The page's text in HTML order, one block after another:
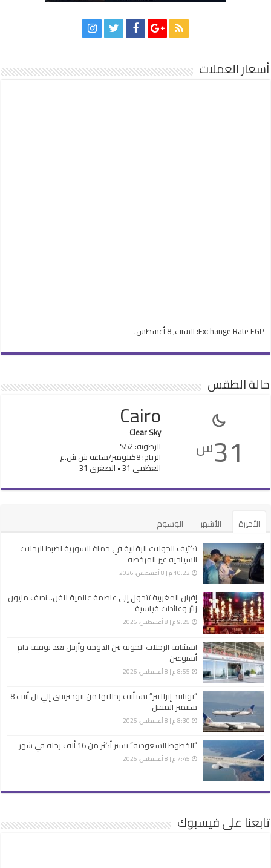
أسعار العملات
Exchange Rate EGP : السبت, 8 أغسطس.
حالة الطقس
31س
Cairo
Clear Sky
الرطوبة: 52%
الرياح: 8كيلومتر/ساعة ش.ش.غ
العظمى 31 • الصغرى 31
الأخيرة الأشهر
الوسوم
تكثيف الجولات الرقابية في حماة السورية لضبط الرحلات
السياحية غير ‏المرخصة
10:22 م | 8 أغسطس، 2026
إفران المغربية تتحول إلى عاصمة عالمية للفن.. نصف مليون
زائر وعائدات قياسية
9:25 م | 8 أغسطس، 2026
استئناف الرحلات الجوية بين الدوحة وأربيل بعد توقف دام
أسبوعين
8:55 م | 8 أغسطس، 2026
“يونايتد إيرلاينز” تستأنف رحلاتها من نيوجيرسي إلي تل أبيب 8
سبتمبر المقبل
8:30 م | 8 أغسطس، 2026
“الخطوط السعودية” تسير أكثر من 16 ألف رحلة في شهر
7:45 م | 8 أغسطس، 2026
تابعنا على فيسبوك